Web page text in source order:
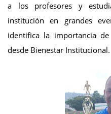
a los profesores y
institución en grandes
identifica la importancia
desde Bienestar Institucional.